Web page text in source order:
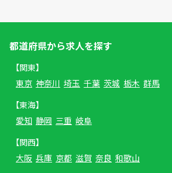
都道府県から求人を探す
【関東】
東京 神奈川 埼玉 千葉 茨城 栃木 群馬
【東海】
愛知 静岡 三重 岐阜
【関西】
大阪 兵庫 京都 滋賀 奈良 和歌山